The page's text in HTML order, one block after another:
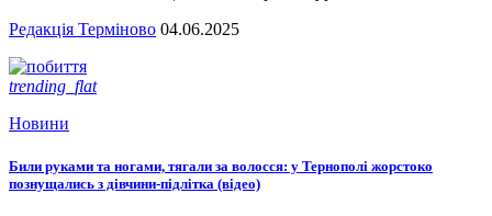
Редакція Терміново 04.06.2025
trending_flat
Новини
Били руками та ногами, тягали за волосся: у Тернополі жорстоко
познущались з дівчини-підлітка (відео)